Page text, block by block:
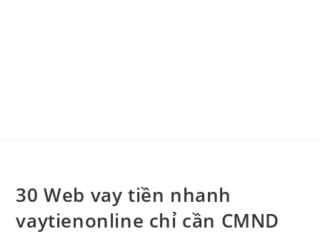
30 Web vay tiền nhanh
vaytienonline chỉ cần CMND